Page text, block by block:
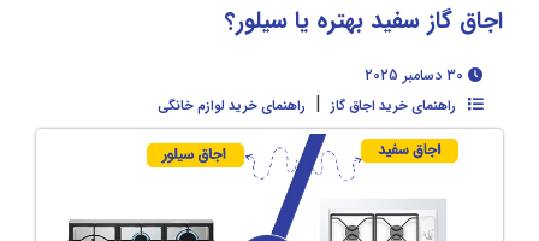
اجاق گاز سفید بهتره یا سیلور؟
راهنمای خرید اجاق گاز | راهنمای خرید لوازم خانگی